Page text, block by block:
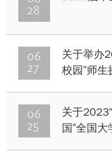
28
06
27
关于举办
校园”师
06
25
关于
国”全国